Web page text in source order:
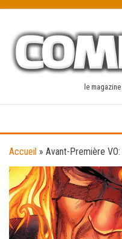
content
le
Accueil » Avant-Première